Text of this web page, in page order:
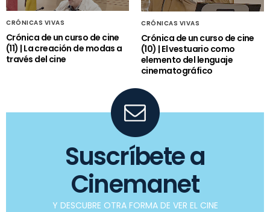
CRÓNICAS VIVAS
Crónica de un curso de cine
(11) | La creación de modas a
través del cine
CRÓNICAS VIVAS
Crónica de un curso de cine
(10) | El vestuario como
elemento del lenguaje
cinematográfico
Suscríbete a
Cinemanet
Y DESCUBRE OTRA FORMA DE VER EL CINE